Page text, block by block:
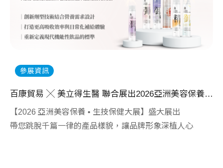
參展資訊
百康貿易 ╳ 美立得生醫 聯合展出2026亞洲美容保養 • 生技保健大展
【2026 亞洲美容保養 • 生技保健大展】盛大展出
帶您跳脫千篇一律的產品樣貌，讓品牌形象深植人心